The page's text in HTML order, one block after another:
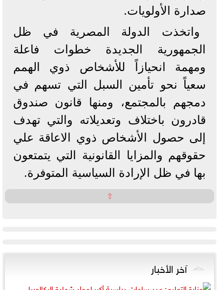
صدارة الأولويات.
واتخذت الدولة المصرية في ظل
الجمهورية الجديدة خطوات فاعلة
ومهمة انحيازاً للأشخاص ذوي الهمم
سعياً نحو تأمين السبل التي تسهم في
دمجهم بالمجتمع، ومنها قانون صندوق
قادرون باختلاف وتعديلاته والتي تهدف
إلى حصول الأشخاص ذوي الاعاقة علي
حقوقهم والمزايا القانونية التي يتمتعون
بها في ظل الإرادة السياسية المتوفرة.
⇧
آخر الأخبار